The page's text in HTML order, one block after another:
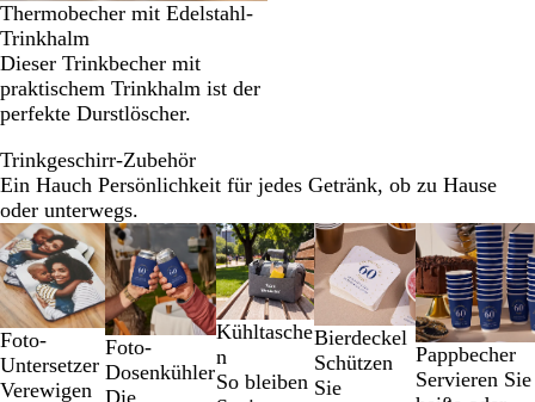
Thermobecher mit Edelstahl-
Trinkhalm
Dieser Trinkbecher mit
praktischem Trinkhalm ist der
perfekte Durstlöscher.
Trinkgeschirr-Zubehör
Ein Hauch Persönlichkeit für jedes Getränk, ob zu Hause
oder unterwegs.
Foto-
Untersetzer
Verewigen
Neue Optionen
Foto-
Dosenkühler
Die
S
c
h
B
l
a
G
r
a
Kühltasche
n
So bleiben
Bierdeckel
Schützen
Sie
Pappbecher
Servieren Sie
Galeriebilder
1
bis
2
von
5